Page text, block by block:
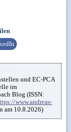
und EC-PCA
im
Blog (ISSN:
www.andreas-
am 10.8.2026)